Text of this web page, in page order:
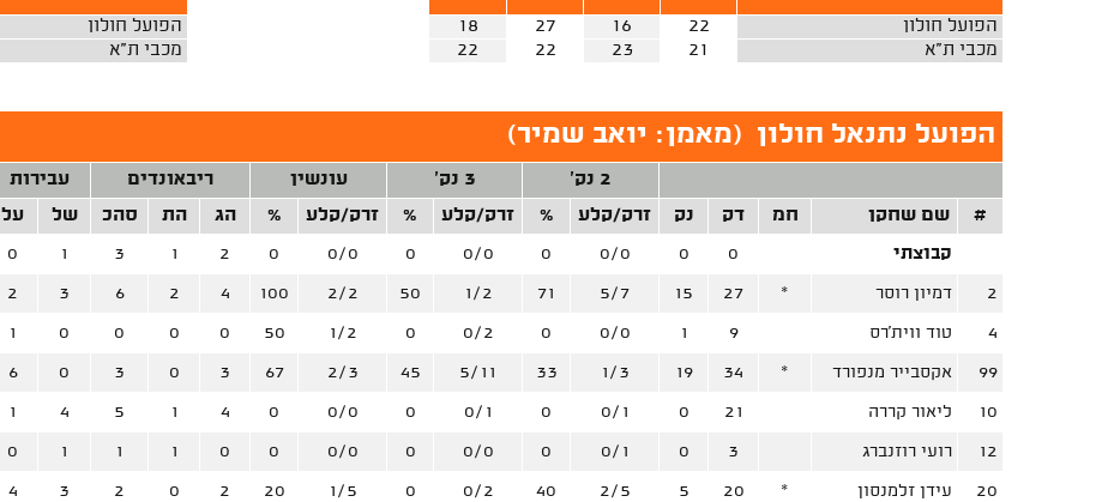
הפועל חולון 22
16
27
18
מכבי ת"א
21
23
22
22
הפועל חולון
מכבי ת"א
הפועל נתנאל חולון (מאמן: יואב שמיר)
2 נק' 3 נק' עונשין ריבאונדים עבירות
#
שם שחקן חמ דק נק זרק/קלע % זרק/קלע % זרק/קלע % הג הת סהכ של על
קבוצתי 0
0
0/0
0
0/0
0
0/0
0
2
1
3
1
0
2 דמיון רוסר *
27
15
5/7
71
1/2
50
2/2
100
4
2
6
3
2
4 טוד ווית'רס 9
1
0/0
0
0/2
0
1/2
50
0
0
0
0
1
99 אקסבייר מנפורד *
34
19
1/3
33
5/11
45
2/3
67
3
0
3
0
6
10 ליאור קררה 21
0
0/1
0
0/1
0
0/0
0
4
1
5
4
1
12 רועי רוזנברג 3
0
0/1
0
0/0
0
0/0
0
0
1
1
1
0
20 עידן זלמנסון *
20
5
2/5
40
0/2
0
1/5
20
2
0
2
3
4